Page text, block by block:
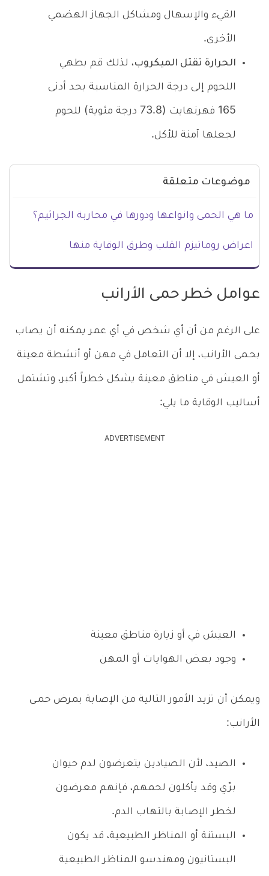
القيء والإسهال ومشاكل الجهاز الهضمي
الأخرى.
الحرارة تقتل الميكروب، لذلك قم بطهي
اللحوم إلى درجة الحرارة المناسبة بحد أدنى
165 فهرنهايت (73.8 درجة مئوية) للحوم
لجعلها آمنة للأكل.
موضوعات متعلقة
ما هي الحمى وانواعها ودورها في محاربة الجراثيم؟
اعراض روماتيزم القلب وطرق الوقاية منها
عوامل خطر حمى الأرانب
على الرغم من أن أي شخص في أي عمر يمكنه أن يصاب
بحـمى الأرانب، إلا أن التعامل في مهن أو أنشطة معينة
أو العيش في مناطق معينة يشكل خطراً أكبر، وتشتمل
أساليب الوقاية ما يلي:
ADVERTISEMENT
العيش في أو زيارة مناطق معينة
وجود بعض الهوايات أو المهن
ويمكن أن تزيد الأمور التالية من الإصابة بمرض حمـى
الأرانب:
الصيد، لأن الصيادين يتعرضون لدم حيوان
برّي وقد يأكلون لحمهم، فإنهم معرضون
لخطر الإصابة بالتهاب الدم.
البستنة أو المناظر الطبيعية، قد يكون
البستانيون ومهندسو المناظر الطبيعية